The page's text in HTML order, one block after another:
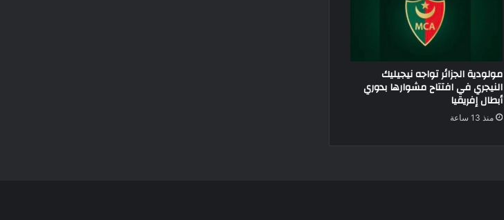
مولودية الجزائر تواجه نيجيليك
النيجري في افتتاح مشوارها بدوري
أبطال إفريقيا
منذ 13 ساعة